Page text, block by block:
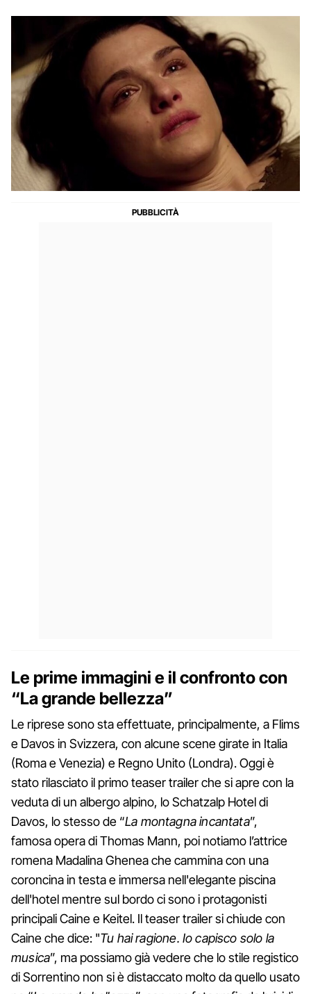
Le prime immagini e il confronto con
“La grande bellezza”
Le riprese sono sta effettuate, principalmente, a Flims
e Davos in Svizzera, con alcune scene girate in Italia
(Roma e Venezia) e Regno Unito (Londra). Oggi è
stato rilasciato il primo teaser trailer che si apre con la
veduta di un albergo alpino, lo Schatzalp Hotel di
Davos, lo stesso de “La montagna incantata”,
famosa opera di Thomas Mann, poi notiamo l’attrice
romena Madalina Ghenea che cammina con una
coroncina in testa e immersa nell'elegante piscina
dell'hotel mentre sul bordo ci sono i protagonisti
principali Caine e Keitel. Il teaser trailer si chiude con
Caine che dice: "Tu hai ragione. Io capisco solo la
musica”, ma possiamo già vedere che lo stile registico
di Sorrentino non si è distaccato molto da quello usato